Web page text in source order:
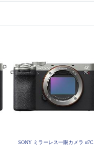
SONY ミラーレス一眼カメラ α7C